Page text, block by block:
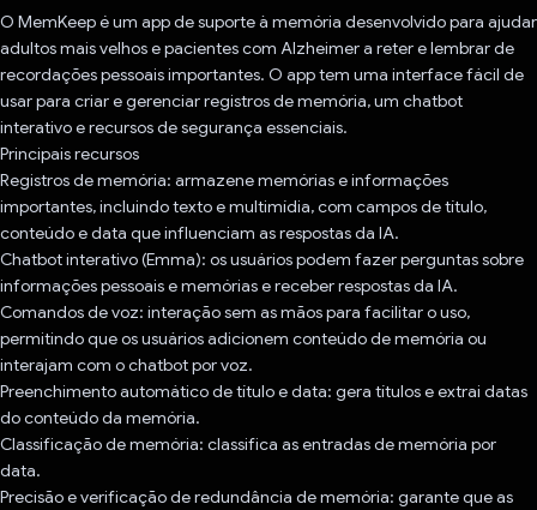
O MemKeep é um app de suporte à memória desenvolvido para ajudar
adultos mais velhos e pacientes com Alzheimer a reter e lembrar de
recordações pessoais importantes. O app tem uma interface fácil de
usar para criar e gerenciar registros de memória, um chatbot
interativo e recursos de segurança essenciais.
Principais recursos
Registros de memória: armazene memórias e informações
importantes, incluindo texto e multimídia, com campos de título,
conteúdo e data que influenciam as respostas da IA.
Chatbot interativo (Emma): os usuários podem fazer perguntas sobre
informações pessoais e memórias e receber respostas da IA.
Comandos de voz: interação sem as mãos para facilitar o uso,
permitindo que os usuários adicionem conteúdo de memória ou
interajam com o chatbot por voz.
Preenchimento automático de título e data: gera títulos e extrai datas
do conteúdo da memória.
Classificação de memória: classifica as entradas de memória por
data.
Precisão e verificação de redundância de memória: garante que as